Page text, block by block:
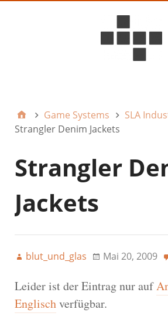
Game Systems
SLA
Strangler Denim Jackets
Strangler
Jackets
blut_und_glas Mai 20, 2009
Leider ist der Eintrag nur auf
Englischverfügbar.